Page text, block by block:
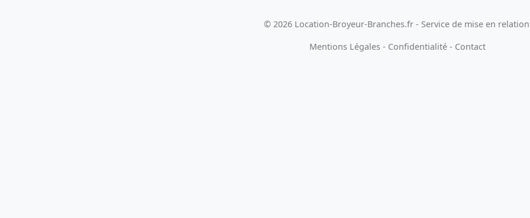
© 2026 Location-Broyeur-Branches.fr - Service de mise en
Mentions Légales - Confidentialité - Contact